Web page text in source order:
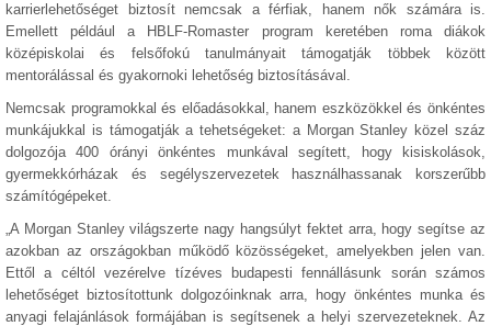
karrierlehetőséget biztosít nemcsak a férfiak, hanem nők számára is.
Emellett például a HBLF-Romaster program keretében roma diákok
középiskolai és felsőfokú tanulmányait támogatják többek között
mentorálással és gyakornoki lehetőség biztosításával.
Nemcsak programokkal és előadásokkal, hanem eszközökkel és önkéntes
munkájukkal is támogatják a tehetségeket: a Morgan Stanley közel száz
dolgozója 400 órányi önkéntes munkával segített, hogy kisiskolások,
gyermekkórházak és segélyszervezetek használhassanak korszerűbb
számítógépeket.
„A Morgan Stanley világszerte nagy hangsúlyt fektet arra, hogy segítse az
azokban az országokban működő közösségeket, amelyekben jelen van.
Ettől a céltól vezérelve tízéves budapesti fennállásunk során számos
lehetőséget biztosítottunk dolgozóinknak arra, hogy önkéntes munka és
anyagi felajánlások formájában is segítsenek a helyi szervezeteknek. Az